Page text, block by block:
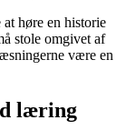
høre en historie
stole omgivet af
være en
læring